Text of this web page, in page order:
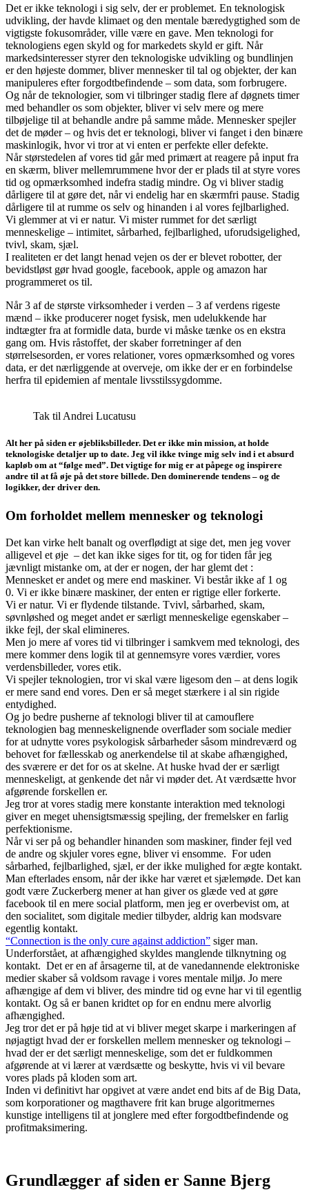
Det er ikke teknologi i sig selv, der er problemet. En teknologisk
udvikling, der havde klimaet og den mentale bæredygtighed som de
vigtigste fokusområder, ville være en gave. Men teknologi for
teknologiens egen skyld og for markedets skyld er gift. Når
markedsinteresser styrer den teknologiske udvikling og bundlinjen
er den højeste dommer, bliver mennesker til tal og objekter, der kan
manipuleres efter forgodtbefindende – som data, som forbrugere.
Og når de teknologier, som vi tilbringer stadig flere af døgnets timer
med behandler os som objekter, bliver vi selv mere og mere
tilbøjelige til at behandle andre på samme måde. Mennesker spejler
det de møder – og hvis det er teknologi, bliver vi fanget i den binære
maskinlogik, hvor vi tror at vi enten er perfekte eller defekte.
Når størstedelen af vores tid går med primært at reagere på input fra
en skærm, bliver mellemrummene hvor der er plads til at styre vores
tid og opmærksomhed indefra stadig mindre. Og vi bliver stadig
dårligere til at gøre det, når vi endelig har en skærmfri pause. Stadig
dårligere til at rumme os selv og hinanden i al vores fejlbarlighed.
Vi glemmer at vi er natur. Vi mister rummet for det særligt
menneskelige – intimitet, sårbarhed, fejlbarlighed, uforudsigelighed,
tvivl, skam, sjæl.
I realiteten er det langt henad vejen os der er blevet robotter, der
bevidstløst gør hvad google, facebook, apple og amazon har
programmeret os til.
Når 3 af de største virksomheder i verden – 3 af verdens rigeste
mænd – ikke producerer noget fysisk, men udelukkende har
indtægter fra at formidle data, burde vi måske tænke os en ekstra
gang om. Hvis råstoffet, der skaber forretninger af den
størrelsesorden, er vores relationer, vores opmærksomhed og vores
data, er det nærliggende at overveje, om ikke der er en forbindelse
herfra til epidemien af mentale livsstilssygdomme.
Tak til Andrei Lucatusu
Alt her på siden er øjebliksbilleder. Det er ikke min mission, at holde
teknologiske detaljer up to date. Jeg vil ikke tvinge mig selv ind i et absurd
kapløb om at “følge med”. Det vigtige for mig er at påpege og inspirere
andre til at få øje på det store billede. Den dominerende tendens – og de
logikker, der driver den.
Om forholdet mellem mennesker og teknologi
Det kan virke helt banalt og overflødigt at sige det, men jeg vover
alligevel et øje – det kan ikke siges for tit, og for tiden får jeg
jævnligt mistanke om, at der er nogen, der har glemt det :
Mennesket er andet og mere end maskiner. Vi består ikke af 1 og
0. Vi er ikke binære maskiner, der enten er rigtige eller forkerte.
Vi er natur. Vi er flydende tilstande. Tvivl, sårbarhed, skam,
søvnløshed og meget andet er særligt menneskelige egenskaber –
ikke fejl, der skal elimineres.
Men jo mere af vores tid vi tilbringer i samkvem med teknologi, des
mere kommer dens logik til at gennemsyre vores værdier, vores
verdensbilleder, vores etik.
Vi spejler teknologien, tror vi skal være ligesom den – at dens logik
er mere sand end vores. Den er så meget stærkere i al sin rigide
entydighed.
Og jo bedre pusherne af teknologi bliver til at camouflere
teknologien bag menneskelignende overflader som sociale medier
for at udnytte vores psykologisk sårbarheder såsom mindreværd og
behovet for fællesskab og anerkendelse til at skabe afhængighed,
des sværere er det for os at skelne. At huske hvad der er særligt
menneskeligt, at genkende det når vi møder det. At værdsætte hvor
afgørende forskellen er.
Jeg tror at vores stadig mere konstante interaktion med teknologi
giver en meget uhensigtsmæssig spejling, der fremelsker en farlig
perfektionisme.
Når vi ser på og behandler hinanden som maskiner, finder fejl ved
de andre og skjuler vores egne, bliver vi ensomme. For uden
sårbarhed, fejlbarlighed, sjæl, er der ikke mulighed for ægte kontakt.
Man efterlades ensom, når der ikke har været et sjælemøde. Det kan
godt være Zuckerberg mener at han giver os glæde ved at gøre
facebook til en mere social platform, men jeg er overbevist om, at
den socialitet, som digitale medier tilbyder, aldrig kan modsvare
egentlig kontakt.
“Connection is the only cure against addiction” siger man.
Underforstået, at afhængighed skyldes manglende tilknytning og
kontakt. Det er en af årsagerne til, at de vanedannende elektroniske
medier skaber så voldsom ravage i vores mentale miljø. Jo mere
afhængige af dem vi bliver, des mindre tid og evne har vi til egentlig
kontakt. Og så er banen kridtet op for en endnu mere alvorlig
afhængighed.
Jeg tror det er på høje tid at vi bliver meget skarpe i markeringen af
nøjagtigt hvad der er forskellen mellem mennesker og teknologi –
hvad der er det særligt menneskelige, som det er fuldkommen
afgørende at vi lærer at værdsætte og beskytte, hvis vi vil bevare
vores plads på kloden som art.
Inden vi definitivt har opgivet at være andet end bits af de Big Data,
som korporationer og magthavere frit kan bruge algoritmernes
kunstige intelligens til at jonglere med efter forgodtbefindende og
profitmaksimering.
Grundlægger af siden er Sanne Bjerg